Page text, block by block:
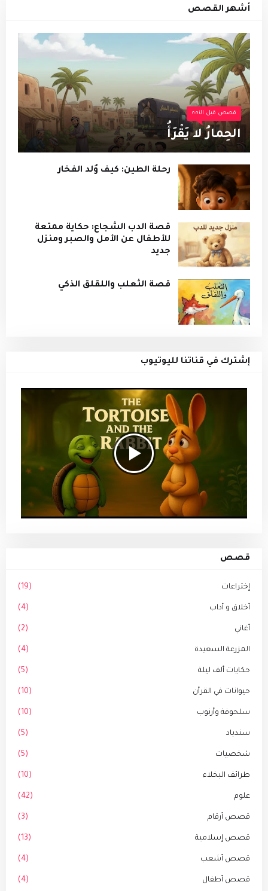
أشهر القصص
قصص قبل النوم
الحِمارُ لا يَقْرَأُ
رحلة الطين: كيف وُلد الفخار
قصة الدب الشجاع: حكاية ممتعة
للأطفال عن الأمل والصبر ومنزل
جديد
قصة الثعلب واللقلق الذكي
إشترك في قناتنا لليوتيوب
قصص
إختراعات (19)
أخلاق و أداب (4)
أغاني (2)
المزرعة السعيدة (4)
حكايات ألف ليلة (5)
حيوانات في القرأن (10)
سلحوفة وأرنوب (10)
سندباد (5)
شخصيات (5)
طرائف البخلاء (10)
علوم (42)
قصص أرقام (3)
قصص إسلامية (13)
قصص أشعب (4)
قصص أطفال (4)